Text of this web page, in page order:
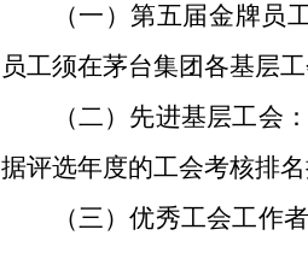
（一）第五届金牌
员工须在茅台集团各基层
（二）先进基层工会
据评选年度的工会考核排名
（三）优秀工会工作